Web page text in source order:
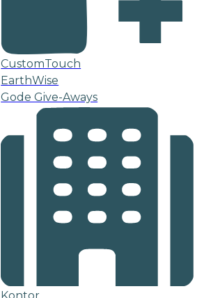
CustomTouch
EarthWise
Gode Give-Aways